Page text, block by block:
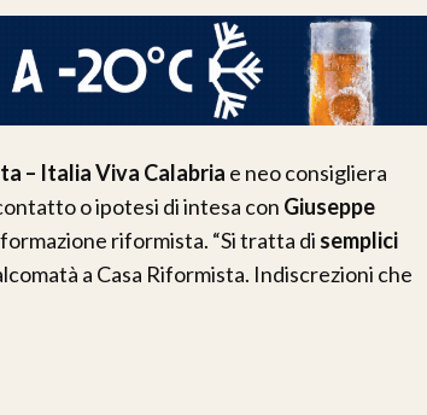
– Italia Viva Calabria e neo consigliera
o ipotesi di intesa con Giuseppe
riformista. “Si tratta di semplici
a Casa Riformista. Indiscrezioni che